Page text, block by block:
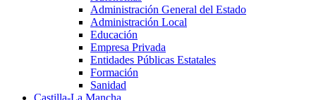
Administración General del Estado
Administración Local
Educación
Empresa Privada
Entidades Públicas Estatales
Formación
Sanidad